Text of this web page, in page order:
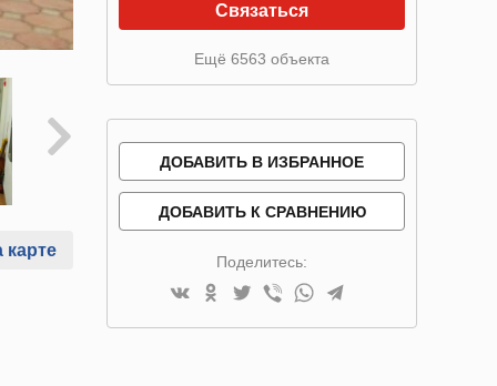
карте
Связаться
Ещё 6563 объекта
ДОБАВИТЬ В ИЗБРАННОЕ
ДОБАВИТЬ К СРАВНЕНИЮ
Поделитесь: